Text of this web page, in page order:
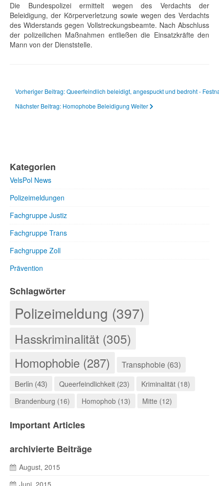
Die Bundespolizei ermittelt wegen des Verdachts der
Beleidigung, der Körperverletzung sowie wegen des Verdachts
des Widerstands gegen Vollstreckungsbeamte. Nach Abschluss
der polizeilichen Maßnahmen entließen die Einsatzkräfte den
Mann von der Dienststelle.
Vorheriger Beitrag: Queerfeindlich beleidigt, angespuckt und bedroht -
Nächster Beitrag: Homophobe Beleidigung Weiter
Kategorien
VelsPol News
Polizeimeldungen
Fachgruppe Justiz
Fachgruppe Trans
Fachgruppe Zoll
Prävention
Schlagwörter
Polizeimeldung (397)
Hasskriminalität (305)
Homophobie (287)
Transphobie (63)
Berlin (43) Queerfeindlichkeit (23)
Kriminalität (18)
Brandenburg (16)
Homophob (13) Mitte (12)
Important Articles
archivierte Beiträge
August, 2015
Juni, 2015